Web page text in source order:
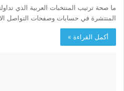
ما صحة ترتيب المنتخبات العربية الذي
المنتشرة في حسابات وصفحات التواصل
أكمل القراءة »